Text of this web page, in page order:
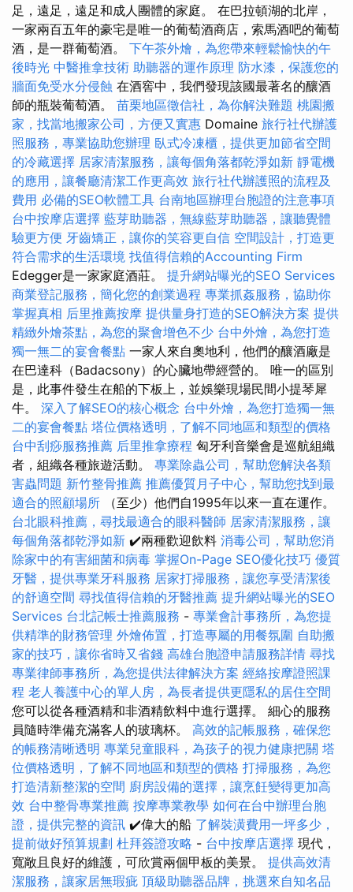
足，遠足，遠足和成人團體的家庭。 在巴拉頓湖的北岸，
一家兩百五年的豪宅是唯一的葡萄酒商店，索馬酒吧的葡萄
酒，是一群葡萄酒。 下午茶外燴，為您帶來輕鬆愉快的午
後時光 中醫推拿技術 助聽器的運作原理 防水漆，保護您的
牆面免受水分侵蝕 在酒窖中，我們發現該國最著名的釀酒
師的瓶裝葡萄酒。 苗栗地區徵信社，為你解決難題 桃園搬
家，找當地搬家公司，方便又實惠 Domaine 旅行社代辦護
照服務，專業協助您辦理 臥式冷凍櫃，提供更加節省空間
的冷藏選擇 居家清潔服務，讓每個角落都乾淨如新 靜電機
的應用，讓餐廳清潔工作更高效 旅行社代辦護照的流程及
費用 必備的SEO軟體工具 台南地區辦理台胞證的注意事項
台中按摩店選擇 藍芽助聽器，無線藍芽助聽器，讓聽覺體
驗更方便 牙齒矯正，讓你的笑容更自信 空間設計，打造更
符合需求的生活環境 找值得信賴的Accounting Firm
Edegger是一家家庭酒莊。 提升網站曝光的SEO Services
商業登記服務，簡化您的創業過程 專業抓姦服務，協助你
掌握真相 后里推薦按摩 提供量身打造的SEO解決方案 提供
精緻外燴茶點，為您的聚會增色不少 台中外燴，為您打造
獨一無二的宴會餐點 一家人來自奧地利，他們的釀酒廠是
在巴達科（Badacsony）的心臟地帶經營的。 唯一的區別
是，此事件發生在船的下板上，並娛樂現場民間小提琴犀
牛。 深入了解SEO的核心概念 台中外燴，為您打造獨一無
二的宴會餐點 塔位價格透明，了解不同地區和類型的價格
台中刮痧服務推薦 后里推拿療程 匈牙利音樂會是巡航組織
者，組織各種旅遊活動。 專業除蟲公司，幫助您解決各類
害蟲問題 新竹整骨推薦 推薦優質月子中心，幫助您找到最
適合的照顧場所 （至少）他們自1995年以來一直在運作。
台北眼科推薦，尋找最適合的眼科醫師 居家清潔服務，讓
每個角落都乾淨如新 ✔️兩種歡迎飲料 消毒公司，幫助您消
除家中的有害細菌和病毒 掌握On-Page SEO優化技巧 優質
牙醫，提供專業牙科服務 居家打掃服務，讓您享受清潔後
的舒適空間 尋找值得信賴的牙醫推薦 提升網站曝光的SEO
Services 台北記帳士推薦服務 - 專業會計事務所，為您提
供精準的財務管理 外燴佈置，打造專屬的用餐氛圍 自助搬
家的技巧，讓你省時又省錢 高雄台胞證申請服務詳情 尋找
專業律師事務所，為您提供法律解決方案 經絡按摩證照課
程 老人養護中心的單人房，為長者提供更隱私的居住空間
您可以從各種酒精和非酒精飲料中進行選擇。 細心的服務
員隨時準備充滿客人的玻璃杯。 高效的記帳服務，確保您
的帳務清晰透明 專業兒童眼科，為孩子的視力健康把關 塔
位價格透明，了解不同地區和類型的價格 打掃服務，為您
打造清新整潔的空間 廚房設備的選擇，讓烹飪變得更加高
效 台中整骨專業推薦 按摩專業教學 如何在台中辦理台胞
證，提供完整的資訊 ✔️偉大的船 了解裝潢費用一坪多少，
提前做好預算規劃 杜拜簽證攻略 - 台中按摩店選擇 現代，
寬敞且良好的維護，可欣賞兩個甲板的美景。 提供高效清
潔服務，讓家居無瑕疵 頂級助聽器品牌，挑選來自知名品